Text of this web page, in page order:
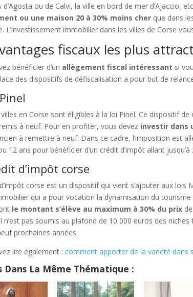
d’Agosta ou de Calvi, la ville en bord de mer d’Ajaccio,
ou une maison 20 à 30% moins cher que dans
L’investissement immobilier dans les villes de Corse
fiscaux les plus
bénéficier d’un allègement fiscal intéressant si
des dispositifs de défiscalisation a pour but de
en Corse sont éligibles à la loi Pinel. Ce dispositif
à neuf. Pour en profiter, vous devez investir dans
à remettre à neuf. Dans ce cadre, l’imposition est
12 ans pour bénéficier d’un crédit d’impôt allant
d’impôt corse
corse est un dispositif qui vient s’ajouter aux
qui a pour vocation la dynamisation du
le montant s’élève au maximum à 30% du prix
n’est pas soumis au plafond de 10 000 euros des
prochaines années.
lire également :comment apporter de la variété dans
Dans La Même Thématique :